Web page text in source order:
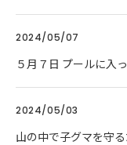
2024/05/07
５月７日 プールに入
2024/05/03
山の中で子グマを守